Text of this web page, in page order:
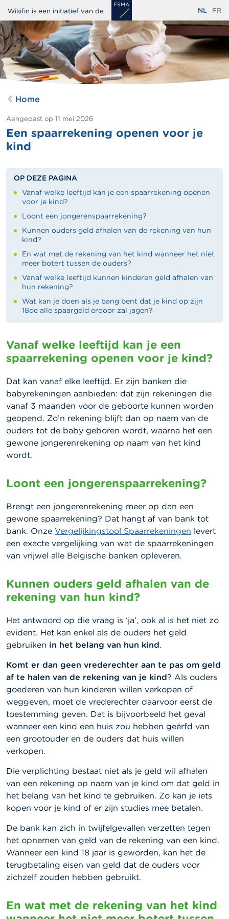
Overslaan
en
naar
de
inhoud
gaan
Wikifin is een initiatief van de NL FR
Home
Aangepast op 11 mei 2026
Een spaarrekening openen voor je
kind
OP DEZE PAGINA
​​​​​​Vanaf welke leeftijd kan je een spaarrekening openen
voor je kind?
Loont een jongerenspaarrekening?
Kunnen ouders geld afhalen van de rekening van hun
kind?
En wat met de rekening van het kind wanneer het niet
meer botert tussen de ouders?
Vanaf welke leeftijd kunnen kinderen geld afhalen van
hun rekening?
​​​​​​Wat kan je doen als je bang bent dat je kind op zijn
18de alle spaargeld erdoor zal jagen?
​​​​​​Vanaf welke leeftijd kan je een
spaarrekening openen voor je kind?
Dat kan vanaf elke leeftijd. Er zijn banken die
babyrekeningen aanbieden: dat zijn rekeningen die
vanaf 3 maanden voor de geboorte kunnen worden
geopend. Zo’n rekening blijft dan op naam van de
ouders tot de baby geboren wordt, waarna het een
gewone jongerenrekening op naam van het kind
wordt.
Loont een jongerenspaarrekening?
Brengt een jongerenrekening meer op dan een
gewone spaarrekening? Dat hangt af van bank tot
bank. Onze Vergelijkingstool Spaarrekeningen levert
een exacte vergelijking van wat de spaarrekeningen
van vrijwel alle Belgische banken opleveren.
Kunnen ouders geld afhalen van de
rekening van hun kind?
Het antwoord op die vraag is ‘ja’, ook al is het niet zo
evident. Het kan enkel als de ouders het geld
gebruiken in het belang van hun kind.
Komt er dan geen vrederechter aan te pas om geld
af te halen van de rekening van je kind? Als ouders
goederen van hun kinderen willen verkopen of
weggeven, moet de vrederechter daarvoor eerst de
toestemming geven. Dat is bijvoorbeeld het geval
wanneer een kind een huis zou hebben geërfd van
een grootouder en de ouders dat huis willen
verkopen.
Die verplichting bestaat niet als je geld wil afhalen
van een rekening op naam van je kind om dat geld in
het belang van het kind te gebruiken. Zo kan je iets
kopen voor je kind of er zijn studies mee betalen.
De bank kan zich in twijfelgevallen verzetten tegen
het opnemen van geld van de rekening van een kind.
Wanneer een kind 18 jaar is geworden, kan het de
terugbetaling eisen van geld dat de ouders voor
zichzelf zouden hebben gebruikt.
En wat met de rekening van het kind